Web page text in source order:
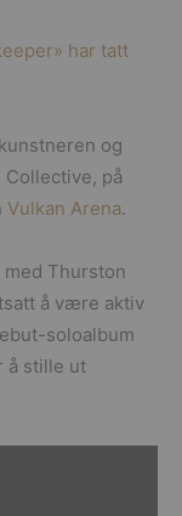
har tatt
og
på
Vulkan Arena.
Thurston
å være aktiv
soloalbum
å stille ut